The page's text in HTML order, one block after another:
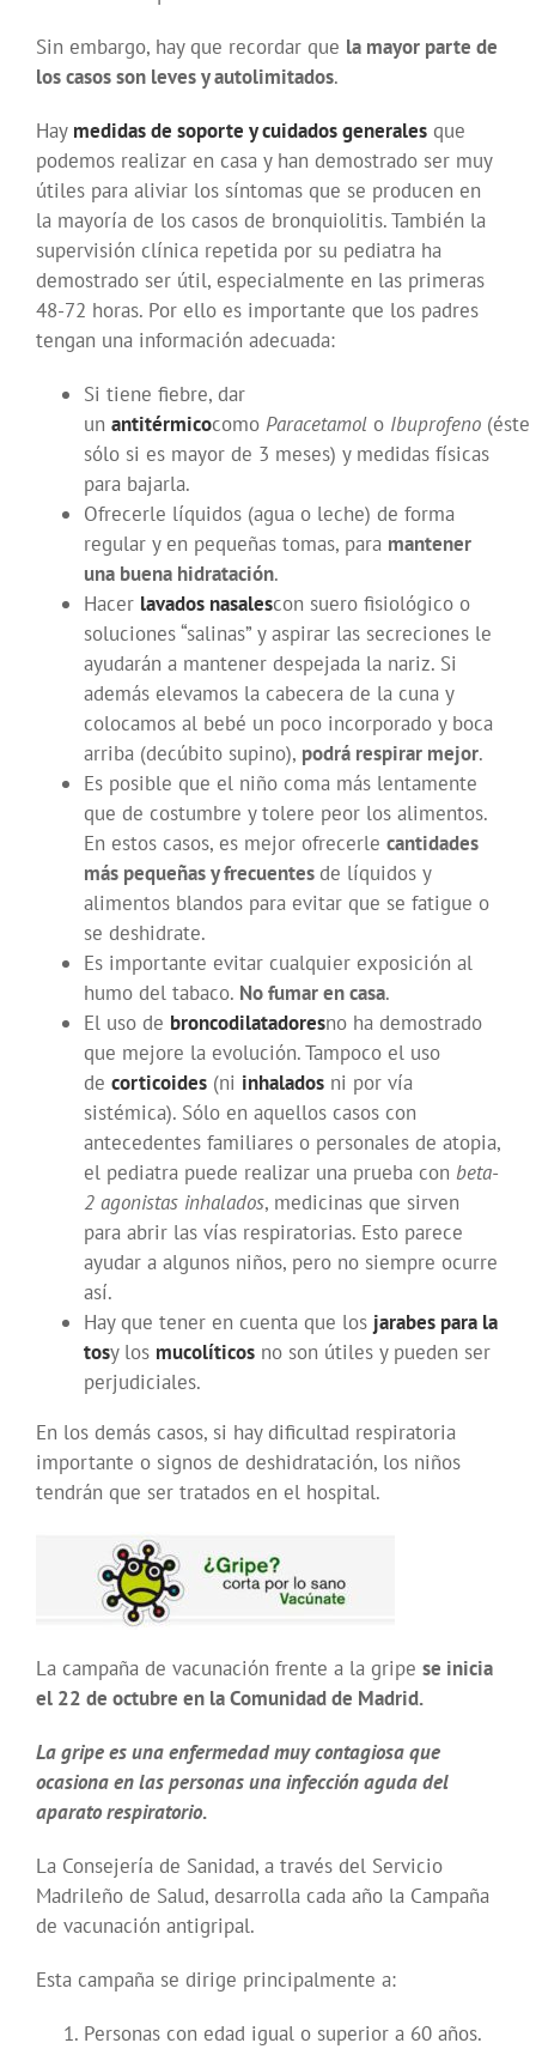
Sin embargo, hay que recordar que la mayor parte de
los casos son leves y autolimitados.
Hay medidas de soporte y cuidados generales que
podemos realizar en casa y han demostrado ser muy
útiles para aliviar los síntomas que se producen en
la mayoría de los casos de bronquiolitis. También la
supervisión clínica repetida por su pediatra ha
demostrado ser útil, especialmente en las primeras
48-72 horas. Por ello es importante que los padres
tengan una información adecuada:
Si tiene fiebre, dar
un antitérmicocomo Paracetamol o Ibuprofeno (éste
sólo si es mayor de 3 meses) y medidas físicas
para bajarla.
Ofrecerle líquidos (agua o leche) de forma
regular y en pequeñas tomas, para mantener
una buena hidratación.
Hacer lavados nasalescon suero fisiológico o
soluciones “salinas” y aspirar las secreciones le
ayudarán a mantener despejada la nariz. Si
además elevamos la cabecera de la cuna y
colocamos al bebé un poco incorporado y boca
arriba (decúbito supino), podrá respirar mejor.
Es posible que el niño coma más lentamente
que de costumbre y tolere peor los alimentos.
En estos casos, es mejor ofrecerle cantidades
más pequeñas y frecuentesde líquidos y
alimentos blandos para evitar que se fatigue o
se deshidrate.
Es importante evitar cualquier exposición al
humo del tabaco. No fumar en casa.
El uso de broncodilatadoresno ha demostrado
que mejore la evolución. Tampoco el uso
de corticoides (ni inhalados ni por vía
sistémica). Sólo en aquellos casos con
antecedentes familiares o personales de atopia,
el pediatra puede realizar una prueba con beta-
2 agonistas inhalados, medicinas que sirven
para abrir las vías respiratorias. Esto parece
ayudar a algunos niños, pero no siempre ocurre
así.
Hay que tener en cuenta que los jarabes para la
tosy los mucolíticos no son útiles y pueden ser
perjudiciales.
En los demás casos, si hay dificultad respiratoria
importante o signos de deshidratación, los niños
tendrán que ser tratados en el hospital.
La campaña de vacunación frente a la gripe se inicia
el 22 de octubre en la Comunidad de Madrid.
La gripe es una enfermedad muy contagiosa que
ocasiona en las personas una infección aguda del
aparato respiratorio.
La Consejería de Sanidad, a través del Servicio
Madrileño de Salud, desarrolla cada año la Campaña
de vacunación antigripal.
Esta campaña se dirige principalmente a:
Personas con edad igual o superior a 60 años.